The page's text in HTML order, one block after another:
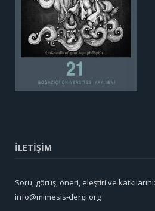
İLETİŞİM
Soru, görüş, öneri, eleştiri ve
info@mimesis-dergi.org